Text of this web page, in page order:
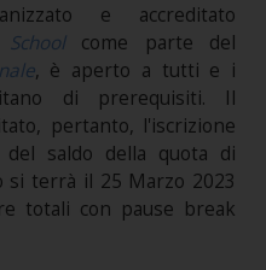
e accreditato
come parte del
, è aperto a tutti e i
di prerequisiti. Il
pertanto, l'iscrizione
saldo della quota di
si terrà il 25 Marzo 2023
totali con pause break